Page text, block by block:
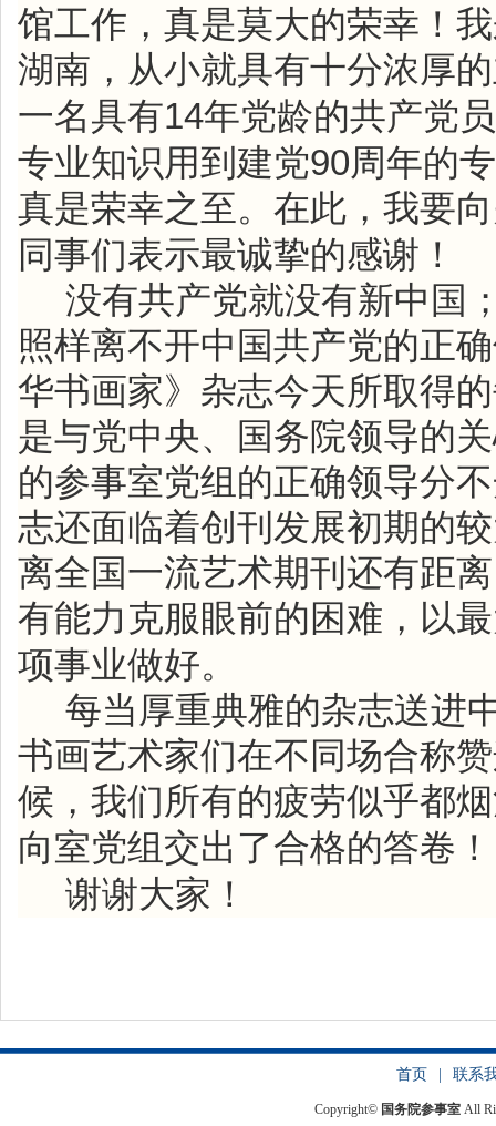
馆工作，真是莫大的荣幸！
湖南，从小就具有十分浓厚
一名具有14年党龄的共产党
专业知识用到建党90周年的
真是荣幸之至。在此，我要
同事们表示最诚挚的感谢！
没有共产党就没有新中国
照样离不开中国共产党的正
华书画家》杂志今天所取得
是与党中央、国务院领导的
的参事室党组的正确领导分
志还面临着创刊发展初期的
离全国一流艺术期刊还有距
有能力克服眼前的困难，以
项事业做好。
每当厚重典雅的杂志送进
书画艺术家们在不同场合称
候，我们所有的疲劳似乎都
向室党组交出了合格的答卷！
谢谢大家！
首页 联系
Copyright© 国务院参事室 All